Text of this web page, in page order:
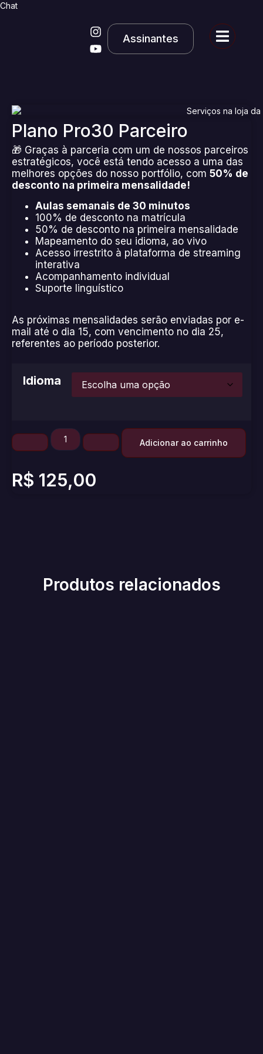
Chat
Assinantes
Plano Pro30 Parceiro
🎁 Graças à parceria com um de nossos parceiros
estratégicos, você está tendo acesso a uma das
melhores opções do nosso portfólio, com 50% de
desconto na primeira mensalidade!
Aulas semanais de 30 minutos
100% de desconto na matrícula
50% de desconto na primeira mensalidade
Mapeamento do seu idioma, ao vivo
Acesso irrestrito à plataforma de streaming
interativa
Acompanhamento individual
Suporte linguístico
As próximas mensalidades serão enviadas por e-
mail até o dia 15, com vencimento no dia 25,
referentes ao período posterior.
Idioma
Adicionar ao carrinho
R$ 125,00
Produtos relacionados